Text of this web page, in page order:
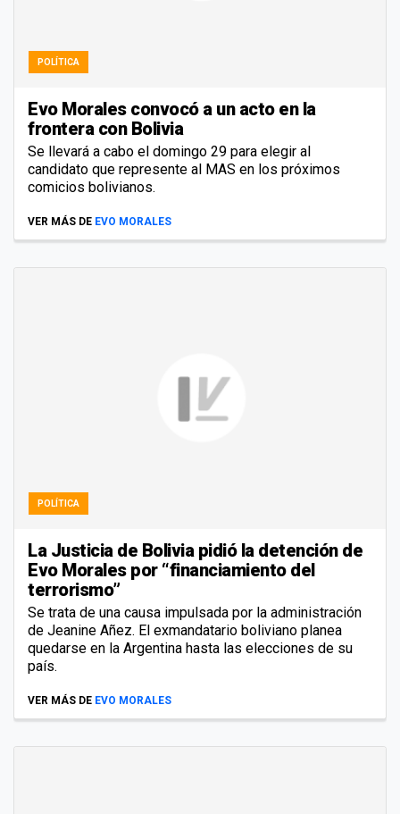
POLÍTICA
Evo Morales convocó a un acto en la
frontera con Bolivia
Se llevará a cabo el domingo 29 para elegir al
candidato que represente al MAS en los próximos
comicios bolivianos.
VER MÁS DE EVO MORALES
POLÍTICA
La Justicia de Bolivia pidió la detención de
Evo Morales por “financiamiento del
terrorismo”
Se trata de una causa impulsada por la administración
de Jeanine Añez. El exmandatario boliviano planea
quedarse en la Argentina hasta las elecciones de su
país.
VER MÁS DE EVO MORALES